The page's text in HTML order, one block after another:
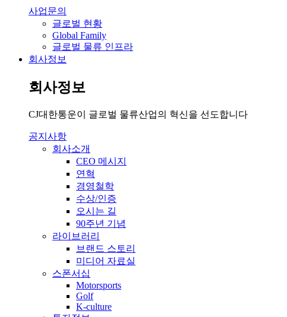
사업문의
글로벌 현황
Global Family
글로벌 물류 인프라
회사정보
회사정보
CJ대한통운이 글로벌 물류산업의 혁신을 선도합니다
공지사항
회사소개
CEO 메시지
연혁
경영철학
수상/인증
오시는 길
90주년 기념
라이브러리
브랜드 스토리
미디어 자료실
스폰서십
Motorsports
Golf
K-culture